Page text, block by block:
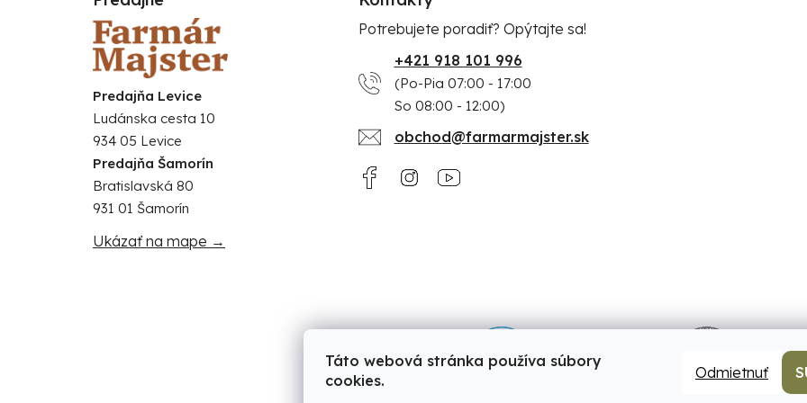
Táto webová stránka používa súbory
cookies.
Odmietnuť
Predajňa Levice
Ludánska cesta 10
934 05 Levice
Predajňa Šamorín
Bratislavská 80
931 01 Šamorín
Ukázať na mape →
Potrebujete poradiť? Opýtajte sa!
+421 918 101 996
(Po-Pia 07:00 - 17:00
So 08:00 - 12:00)
obchod@farmarmajster.sk